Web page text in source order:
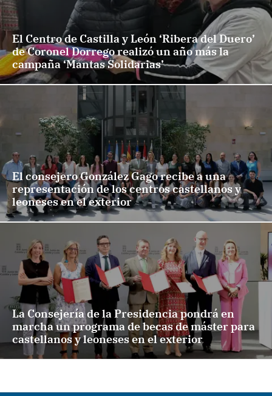
El Centro de Castilla y León ‘Ribera del Duero’
de Coronel Dorrego realizó un año más la
campaña ‘Mantas Solidarias’
El consejero González Gago recibe a una
representación de los centros castellanos y
leoneses en el exterior
La Consejería de la Presidencia pondrá en
marcha un programa de becas de máster para
castellanos y leoneses en el exterior